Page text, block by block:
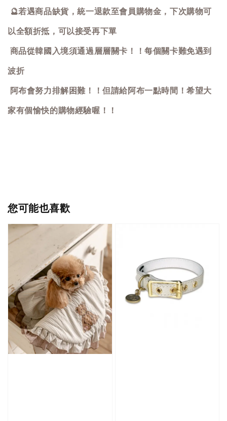
🔮若遇商品缺貨，統一退款至會員購物金，下次購物可
以全額折抵，可以接受再下單
商品從韓國入境須通過層層關卡！！每個關卡難免遇到
波折
阿布會努力排解困難！！但請給阿布一點時間！希望大
家有個愉快的購物經驗喔！！
您可能也喜歡